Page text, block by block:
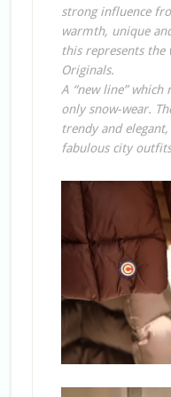
strong influence
warmth, unique
this represents
Originals.
A “new line”
only snow-wear.
trendy and
fabulous city